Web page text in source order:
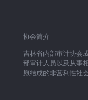
协会简介
吉林省内部审计协会
部审计人员以及从事
愿结成的非营利性社